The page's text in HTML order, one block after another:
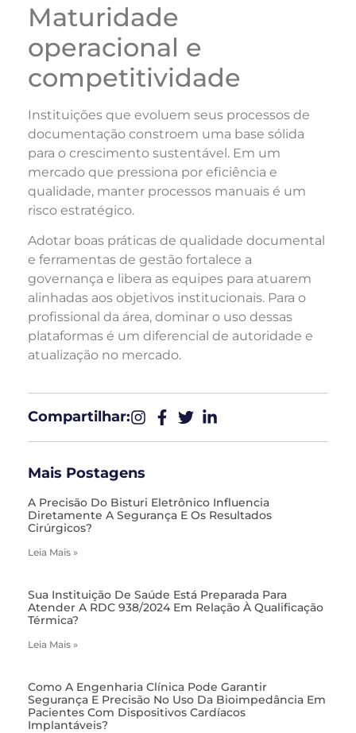
Maturidade
operacional e
competitividade
Instituições que evoluem seus processos de
documentação constroem uma base sólida
para o crescimento sustentável. Em um
mercado que pressiona por eficiência e
qualidade, manter processos manuais é um
risco estratégico.
Adotar boas práticas de qualidade documental
e ferramentas de gestão fortalece a
governança e libera as equipes para atuarem
alinhadas aos objetivos institucionais. Para o
profissional da área, dominar o uso dessas
plataformas é um diferencial de autoridade e
atualização no mercado.
Compartilhar:​
Mais Postagens
A Precisão Do Bisturi Eletrônico Influencia
Diretamente A Segurança E Os Resultados
Cirúrgicos?
Leia Mais »
Sua Instituição De Saúde Está Preparada Para
Atender A RDC 938/2024 Em Relação À Qualificação
Térmica?
Leia Mais »
Como A Engenharia Clínica Pode Garantir
Segurança E Precisão No Uso Da Bioimpedância Em
Pacientes Com Dispositivos Cardíacos
Implantáveis?